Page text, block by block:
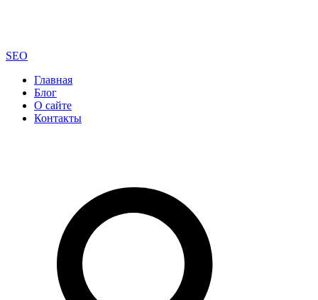
SEO
Главная
Блог
О сайте
Контакты